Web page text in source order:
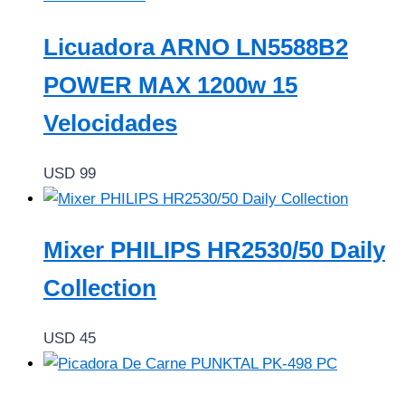
Licuadora ARNO LN5588B2
POWER MAX 1200w 15
Velocidades
USD 99
Mixer PHILIPS HR2530/50 Daily
Collection
USD 45